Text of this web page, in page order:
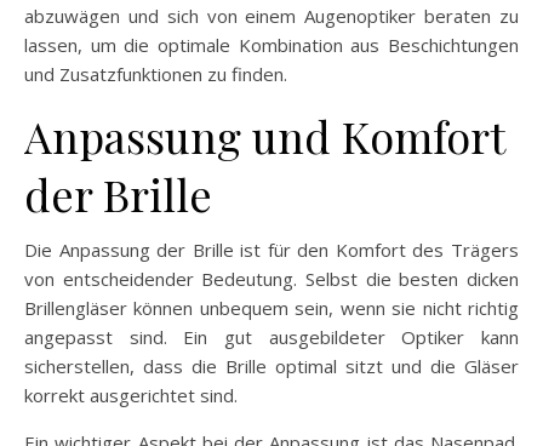
abzuwägen und sich von einem Augenoptiker beraten zu
lassen, um die optimale Kombination aus Beschichtungen
und Zusatzfunktionen zu finden.
Anpassung und Komfort
der Brille
Die Anpassung der Brille ist für den Komfort des Trägers
von entscheidender Bedeutung. Selbst die besten dicken
Brillengläser können unbequem sein, wenn sie nicht richtig
angepasst sind. Ein gut ausgebildeter Optiker kann
sicherstellen, dass die Brille optimal sitzt und die Gläser
korrekt ausgerichtet sind.